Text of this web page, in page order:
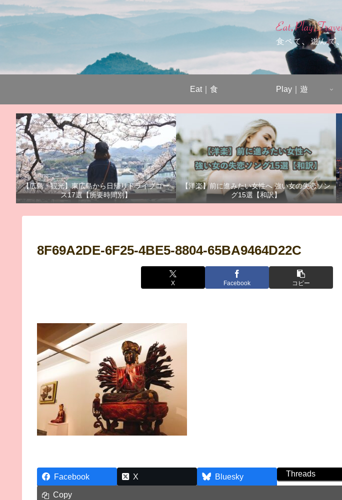
Eat｜食 Play｜遊
【広島・観光】東広島から日帰りドライブコー
ス17選【所要時間別】
【洋楽】前に進みたい女性へ 強い女の失恋ソン
グ15選【和訳】
8F69A2DE-6F25-4BE5-8804-65BA9464D22C
X Facebook コピー
Facebook X Bluesky Threads
Copy